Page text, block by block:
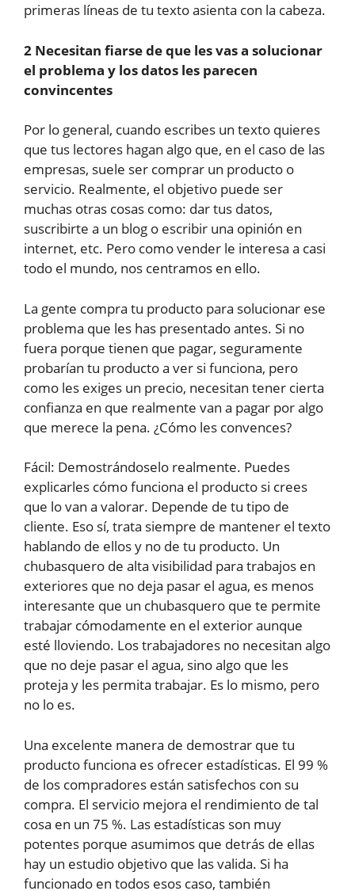
primeras líneas de tu texto asienta con la cabeza.
2 Necesitan fiarse de que les vas a solucionar
el problema y los datos les parecen
convincentes
Por lo general, cuando escribes un texto quieres
que tus lectores hagan algo que, en el caso de las
empresas, suele ser comprar un producto o
servicio. Realmente, el objetivo puede ser
muchas otras cosas como: dar tus datos,
suscribirte a un blog o escribir una opinión en
internet, etc. Pero como vender le interesa a casi
todo el mundo, nos centramos en ello.
La gente compra tu producto para solucionar ese
problema que les has presentado antes. Si no
fuera porque tienen que pagar, seguramente
probarían tu producto a ver si funciona, pero
como les exiges un precio, necesitan tener cierta
confianza en que realmente van a pagar por algo
que merece la pena. ¿Cómo les convences?
Fácil: Demostrándoselo realmente. Puedes
explicarles cómo funciona el producto si crees
que lo van a valorar. Depende de tu tipo de
cliente. Eso sí, trata siempre de mantener el texto
hablando de ellos y no de tu producto. Un
chubasquero de alta visibilidad para trabajos en
exteriores que no deja pasar el agua, es menos
interesante que un chubasquero que te permite
trabajar cómodamente en el exterior aunque
esté lloviendo. Los trabajadores no necesitan algo
que no deje pasar el agua, sino algo que les
proteja y les permita trabajar. Es lo mismo, pero
no lo es.
Una excelente manera de demostrar que tu
producto funciona es ofrecer estadísticas. El 99 %
de los compradores están satisfechos con su
compra. El servicio mejora el rendimiento de tal
cosa en un 75 %. Las estadísticas son muy
potentes porque asumimos que detrás de ellas
hay un estudio objetivo que las valida. Si ha
funcionado en todos esos caso, también